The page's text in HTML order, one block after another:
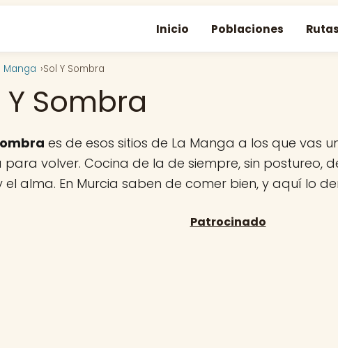
Inicio Poblaciones Rutas
Manga Sol Y Sombra
Y Sombra
es de esos sitios de La Manga a los que vas
para volver. Cocina de la de siempre, sin postureo,
el alma. En Murcia saben de comer bien, y aquí lo